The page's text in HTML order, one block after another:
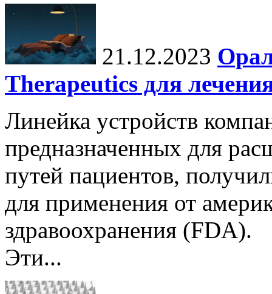
21.12.2023
Therapeutics для
Линейка устройств
предназначенных для
путей пациентов,
для применения от
здравоохранения (FDA).
Эти...